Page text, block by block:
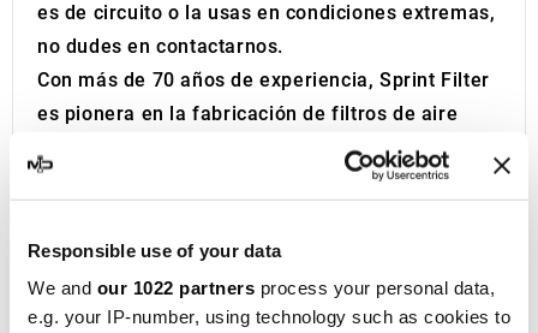
Responsible use of your data
We and our 1022 partners process your personal data,
e.g. your IP-number, using technology such as cookies to
es de circuito o la usas en condiciones extremas,
no dudes en contactarnos.
Con más de 70 años de experiencia, Sprint Filter
es pionera en la fabricación de filtros de aire
deportivos de alto rendimiento. Desde su
fundación en 1952, ha sido sinónimo de calidad y
motociclista.
Los filtros de aire deportivos de Sprint Filter
destacan por su alta eficiencia comparados con